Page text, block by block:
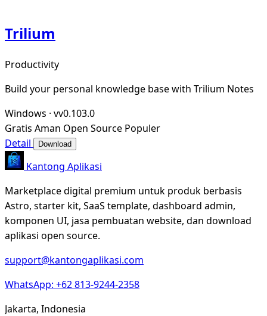
Trilium
Productivity
Build your personal knowledge base with Trilium Notes
Windows · vv0.103.0
Gratis Aman Open Source Populer
Detail
Download
Kantong Aplikasi
Marketplace digital premium untuk produk berbasis
Astro, starter kit, SaaS template, dashboard admin,
komponen UI, jasa pembuatan website, dan download
aplikasi open source.
support@kantongaplikasi.com
WhatsApp: +62 813-9244-2358
Jakarta, Indonesia